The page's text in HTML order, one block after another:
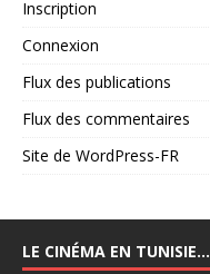
Inscription
Connexion
Flux des publications
Flux des commentaires
Site de WordPress-FR
LE CINÉMA EN TUNISIE…